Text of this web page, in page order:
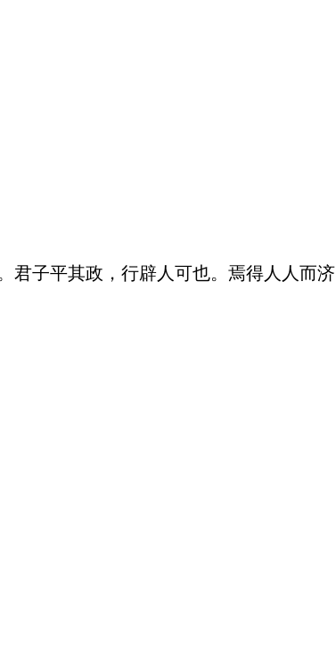
君子平其政，行辟人可也。焉得人人而济